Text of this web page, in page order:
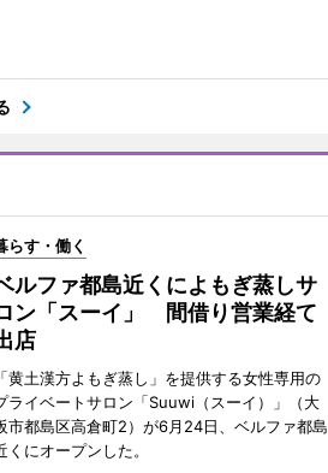
らす・働く
ルファ都島近くによもぎ蒸しサ
ン「スーイ」 間借り営業経て
店
「黄土漢方よもぎ蒸し」を提供する女性専用の
ライベートサロン「Suuwi（スーイ）」（大
市都島区高倉町2）が6月24日、ベルファ都島
くにオープンした。